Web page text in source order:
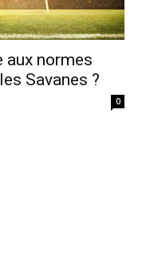
aux normes
Savanes ?
0